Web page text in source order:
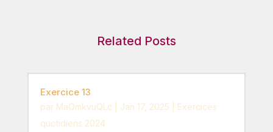
Related Posts
Exercice 13
par MaOmkvuQLc Jan 17, 2025
Exercices
quotidiens 2024